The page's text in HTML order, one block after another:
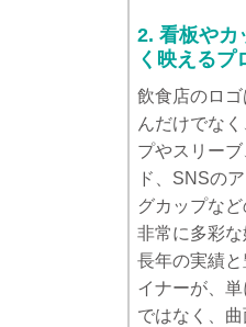
2. 看板やカ
く映えるプ
飲食店のロ
んだけでな
プやスリー
ド、SNSの
グカップな
非常に多彩な
長年の実績
イナーが、
ではなく、